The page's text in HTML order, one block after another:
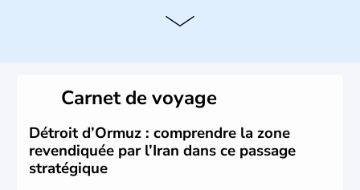
Carnet de voyage
Détroit d’Ormuz : comprendre la zone
revendiquée par l’Iran dans ce passage
stratégique